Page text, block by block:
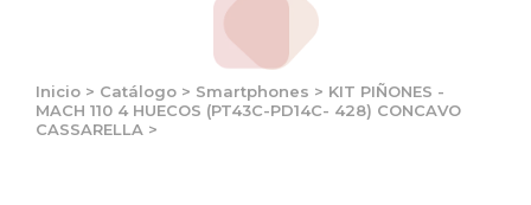
Inicio > Catálogo > Smartphones > KIT PIÑONES -
MACH 110 4 HUECOS (PT43C-PD14C- 428) CONCAVO
CASSARELLA >